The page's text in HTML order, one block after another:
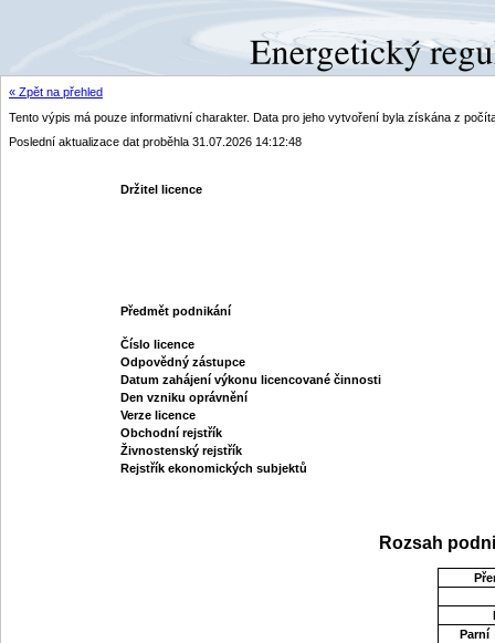
« Zpět na přehled
Tento výpis má pouze informativní charakter. Data pro jeho vytvoření byla získána z
Poslední aktualizace dat proběhla 31.07.2026 14:12:48
Držitel licence
Předmět podnikání
Číslo licence
Odpovědný zástupce
Datum zahájení výkonu licencované činnosti
Den vzniku oprávnění
Verze licence
Obchodní rejstřík
Živnostenský rejstřík
Rejstřík ekonomických subjektů
Rozsah
Parní